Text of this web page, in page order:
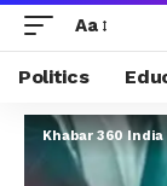
Aa
Politics
Khabar 360 India